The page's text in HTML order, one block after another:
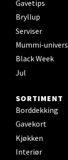
Gavetips
Bryllup
Serviser
Mummi-univers
Black Week
Jul
SORTIMENT
Borddekking
Gavekort
Kjøkken
Interiør